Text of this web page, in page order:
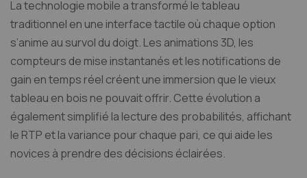
La technologie mobile a transformé le tableau
traditionnel en une interface tactile où chaque option
s’anime au survol du doigt. Les animations 3D, les
compteurs de mise instantanés et les notifications de
gain en temps réel créent une immersion que le vieux
tableau en bois ne pouvait offrir. Cette évolution a
également simplifié la lecture des probabilités, affichant
le RTP et la variance pour chaque pari, ce qui aide les
novices à prendre des décisions éclairées.